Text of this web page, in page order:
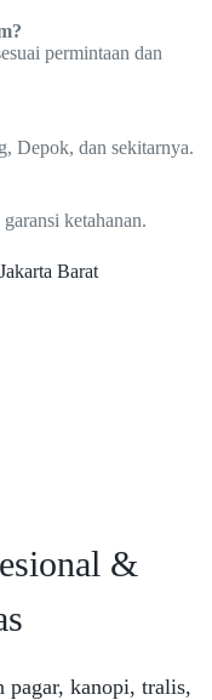
permintaan dan
Depok, dan sekitarnya.
ketahanan.
Barat
&
pagar, kanopi, tralis,